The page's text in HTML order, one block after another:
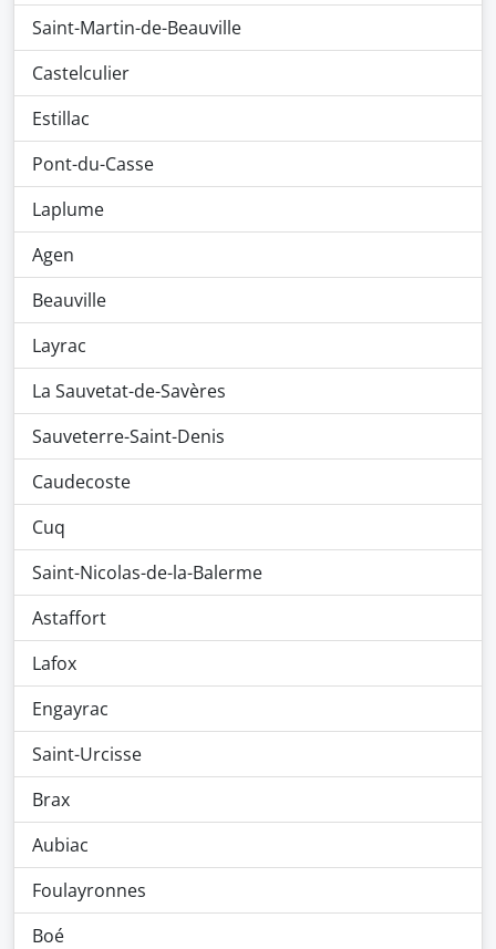
Saint-Martin-de-Beauville
Castelculier
Estillac
Pont-du-Casse
Laplume
Agen
Beauville
Layrac
La Sauvetat-de-Savères
Sauveterre-Saint-Denis
Caudecoste
Cuq
Saint-Nicolas-de-la-Balerme
Astaffort
Lafox
Engayrac
Saint-Urcisse
Brax
Aubiac
Foulayronnes
Boé